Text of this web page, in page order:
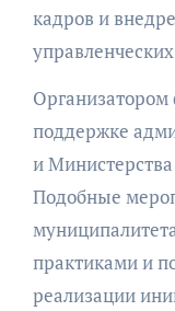
кадров и
поддержке
и
Подобные
практиками и
реализации